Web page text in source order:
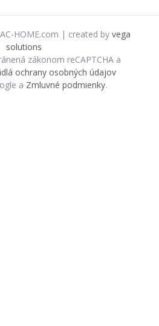
HOME.com | created by vega
solutions
zákonom reCAPTCHA a
ochrany osobných údajov
a Zmluvné podmienky.